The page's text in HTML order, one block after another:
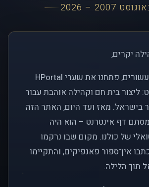
יקרים,
לפני כמעט שני עשורים, פתחנו את שערי HPortal
ליצור בית חם וקהילה אוהבת עבור
בישראל. מאז ועד היום, האתר הזה
דף אינטרנט – הוא היה
של כולנו. מקום שבו נרקמו
אין־ספור פאנפיקים, והתקיימו
תוך הלילה.